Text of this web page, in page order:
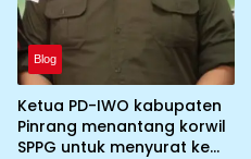
Blog
Ketua PD-IWO kabupaten
Pinrang menantang korwil
SPPG untuk menyurat ke